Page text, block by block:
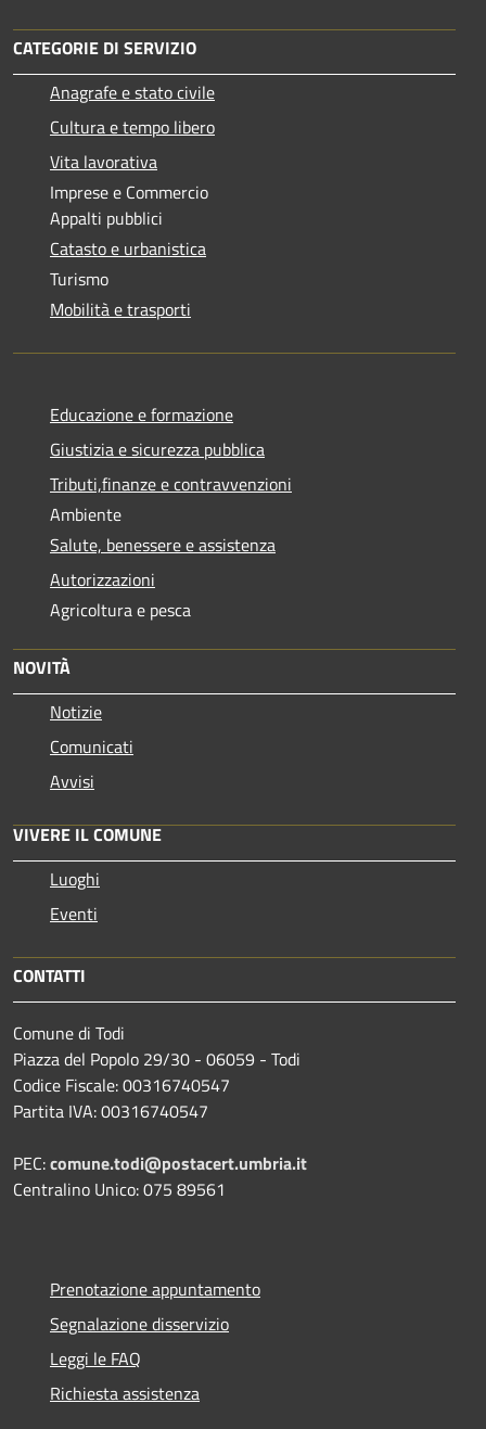
CATEGORIE DI SERVIZIO
Anagrafe e stato civile
Cultura e tempo libero
Vita lavorativa
Imprese e Commercio
Appalti pubblici
Catasto e urbanistica
Turismo
Mobilità e trasporti
Educazione e formazione
Giustizia e sicurezza pubblica
Tributi,finanze e contravvenzioni
Ambiente
Salute, benessere e assistenza
Autorizzazioni
Agricoltura e pesca
NOVITÀ
Notizie
Comunicati
Avvisi
VIVERE IL COMUNE
Luoghi
Eventi
CONTATTI
Comune di Todi
Piazza del Popolo 29/30 - 06059 - Todi
Codice Fiscale: 00316740547
Partita IVA: 00316740547
PEC:comune.todi@postacert.umbria.it
Centralino Unico: 075 89561
Prenotazione appuntamento
Segnalazione disservizio
Leggi le FAQ
Richiesta assistenza